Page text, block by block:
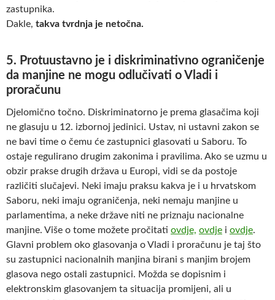
zastupnika.
Dakle, takva tvrdnja je netočna.
5. Protuustavno je i diskriminativno ograničenje
da manjine ne mogu odlučivati o Vladi i
proračunu
Djelomično točno. Diskriminatorno je prema glasačima koji
ne glasuju u 12. izbornoj jedinici. Ustav, ni ustavni zakon se
ne bavi time o čemu će zastupnici glasovati u Saboru. To
ostaje regulirano drugim zakonima i pravilima. Ako se uzmu u
obzir prakse drugih država u Europi, vidi se da postoje
različiti slučajevi. Neki imaju praksu kakva je i u hrvatskom
Saboru, neki imaju ograničenja, neki nemaju manjine u
parlamentima, a neke države niti ne priznaju nacionalne
manjine. Više o tome možete pročitati ovdje, ovdje i ovdje.
Glavni problem oko glasovanja o Vladi i proračunu je taj što
su zastupnici nacionalnih manjina birani s manjim brojem
glasova nego ostali zastupnici. Možda se dopisnim i
elektronskim glasovanjem ta situacija promijeni, ali u